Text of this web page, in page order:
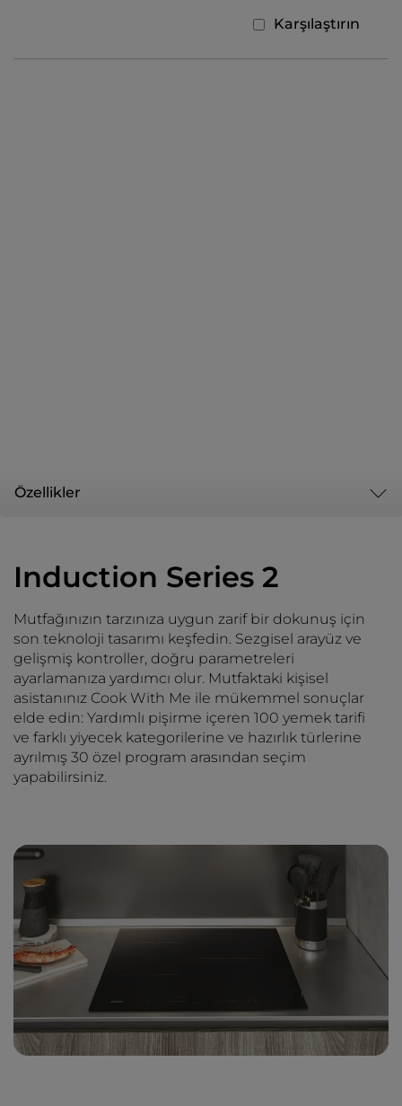
Karşılaştırın
Özellikler
Induction Series 2
Mutfağınızın tarzınıza uygun zarif bir dokunuş için
son teknoloji tasarımı keşfedin. Sezgisel arayüz ve
gelişmiş kontroller, doğru parametreleri
ayarlamanıza yardımcı olur. Mutfaktaki kişisel
asistanınız Cook With Me ile mükemmel sonuçlar
elde edin: Yardımlı pişirme içeren 100 yemek tarifi
ve farklı yiyecek kategorilerine ve hazırlık türlerine
ayrılmış 30 özel program arasından seçim
yapabilirsiniz.